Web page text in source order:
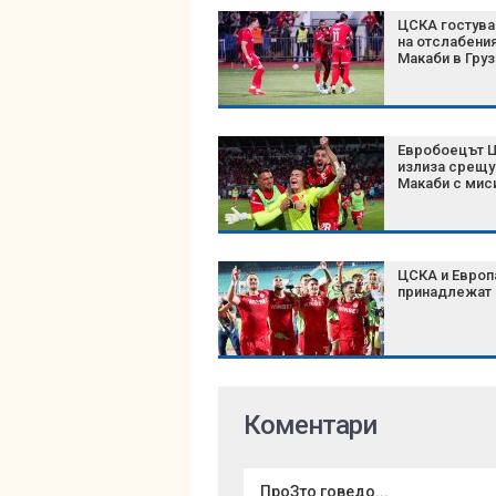
ЦСКА
на
Макаби в
Евробоецът
излиза срещу
Макаби с
ЦСКА и
принадлежат
Коментари
ПроЗто говедо...